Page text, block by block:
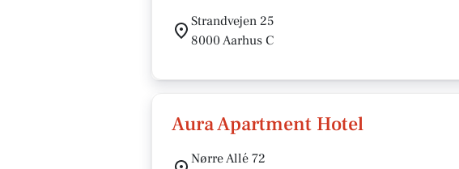
Strandvejen 25
8000 Aarhus C
Aura Apartment Hotel
Nørre Allé 72